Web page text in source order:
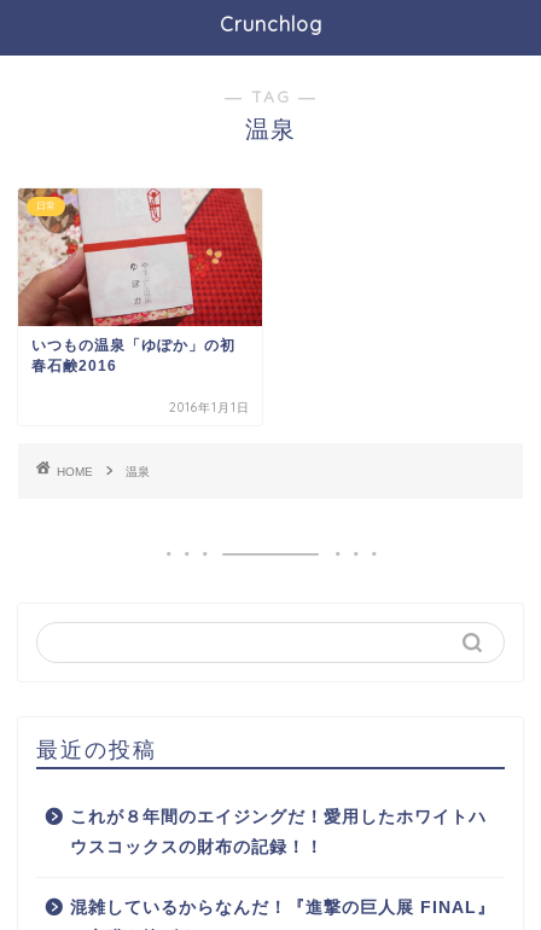
Crunchlog
― TAG ―
温泉
日常
いつもの温泉「ゆぽか」の初
春石鹸2016
2016年1月1日
HOME 温泉
最近の投稿
これが８年間のエイジングだ！愛用したホワイトハ
ウスコックスの財布の記録！！
混雑しているからなんだ！『進撃の巨人展 FINAL』